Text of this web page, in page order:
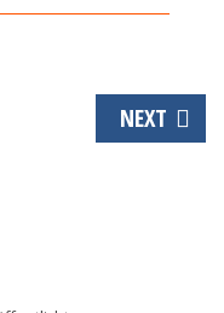
NEXT